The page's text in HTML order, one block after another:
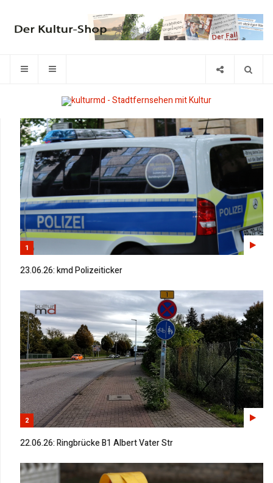
1
23.06.26: kmd Polizeiticker
2
22.06.26: Ringbrücke B1 Albert Vater Str